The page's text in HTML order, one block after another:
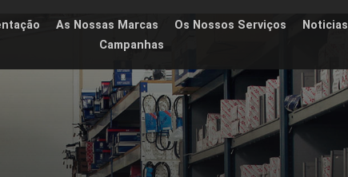
As Nossas Marcas Os Nossos Serviços
Noticias
Campanhas